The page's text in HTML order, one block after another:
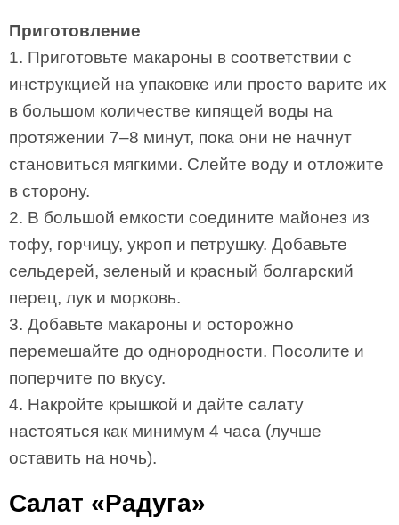
Приготовление
1. Приготовьте макароны в соответствии с
инструкцией на упаковке или просто варите их
в большом количестве кипящей воды на
протяжении 7–8 минут, пока они не начнут
становиться мягкими. Слейте воду и отложите
в сторону.
2. В большой емкости соедините майонез из
тофу, горчицу, укроп и петрушку. Добавьте
сельдерей, зеленый и красный болгарский
перец, лук и морковь.
3. Добавьте макароны и осторожно
перемешайте до однородности. Посолите и
поперчите по вкусу.
4. Накройте крышкой и дайте салату
настояться как минимум 4 часа (лучше
оставить на ночь).
Салат «Радуга»